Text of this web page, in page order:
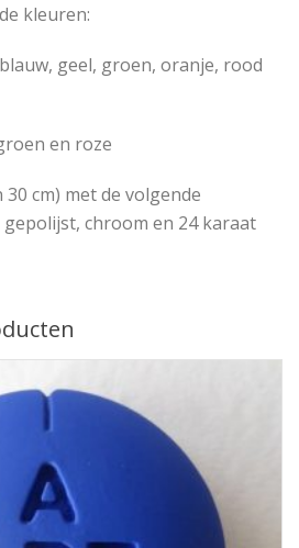
kleuren:
geel, groen, oranje, rood
en roze
cm) met de volgende
chroom en 24 karaat